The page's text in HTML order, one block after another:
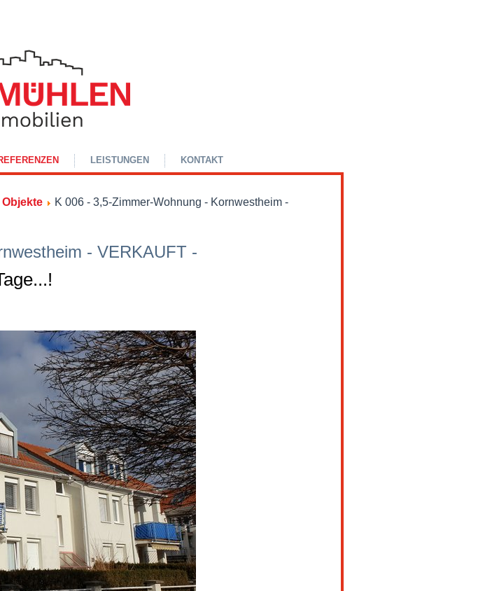
LEISTUNGEN KONTAKT
K 006 - 3,5-Zimmer-Wohnung - Kornwestheim -
- VERKAUFT -